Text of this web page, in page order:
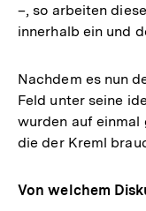
–, so arbeiten
innerhalb ein und
Nachdem es nun
Feld unter seine
wurden auf einmal
die der Kreml
Von welchem